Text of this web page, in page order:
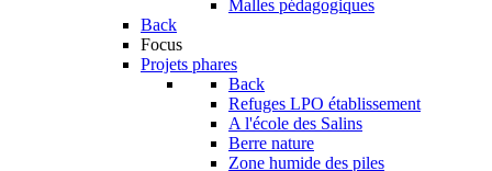
Malles pédagogiques
Back
Focus
Projets phares
Back
Refuges LPO établissement
A l'école des Salins
Berre nature
Zone humide des piles